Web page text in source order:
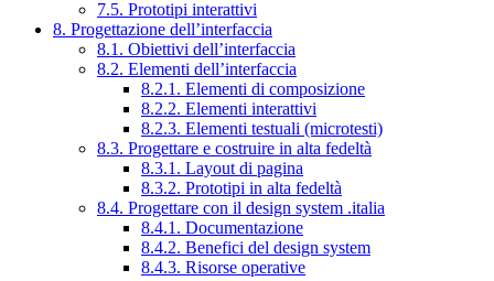
7.5. Prototipi interattivi
8. Progettazione dell’interfaccia
8.1. Obiettivi dell’interfaccia
8.2. Elementi dell’interfaccia
8.2.1. Elementi di composizione
8.2.2. Elementi interattivi
8.2.3. Elementi testuali (microtesti)
8.3. Progettare e costruire in alta fedeltà
8.3.1. Layout di pagina
8.3.2. Prototipi in alta fedeltà
8.4. Progettare con il design system .italia
8.4.1. Documentazione
8.4.2. Benefici del design system
8.4.3. Risorse operative